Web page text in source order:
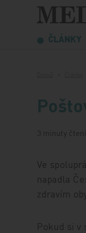
Přeskočit na obsah
ČLÁNKY
3 minuty čtení
Ve
napadla
zdravím
Pokud si v